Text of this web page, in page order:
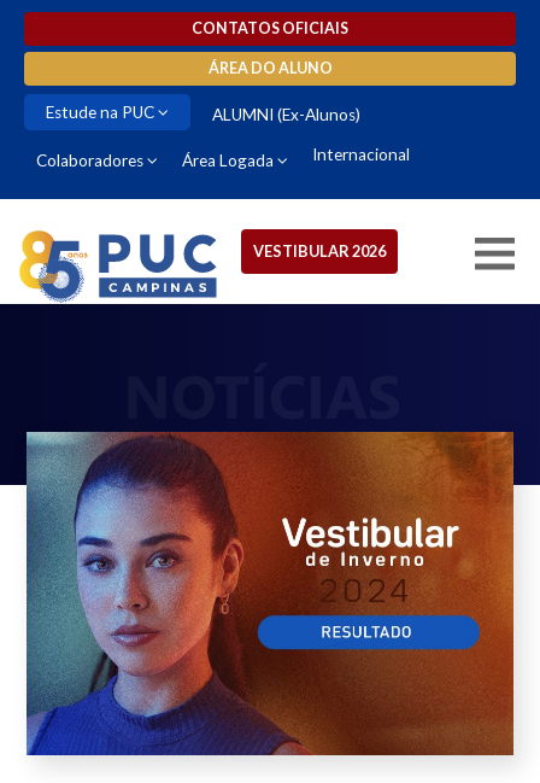
CONTATOS OFICIAIS
ÁREA DO ALUNO
Estude na PUC ALUMNI (Ex-Alunos)
Colaboradores Área Logada Internacional
VESTIBULAR 2026